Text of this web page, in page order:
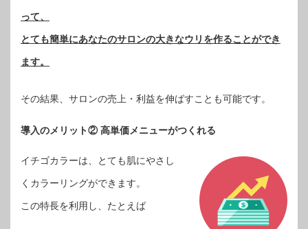
って、
とても簡単にあなたのサロンの大きなウリを作ることができ
ます。
その結果、サロンの売上・利益を伸ばすことも可能です。
導入のメリット② 高単価メニューがつくれる
イチゴカラーは、とても肌にやさし
くカラーリングができます。
この特長を利用し、たとえば